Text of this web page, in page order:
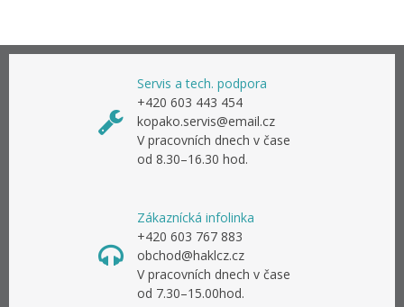
Servis a tech. podpora
+420 603 443 454
kopako.servis@email.cz
V pracovních dnech v čase
od 8.30–16.30 hod.
Zákaznícká infolinka
+420 603 767 883
obchod@haklcz.cz
V pracovních dnech v čase
od 7.30–15.00hod.